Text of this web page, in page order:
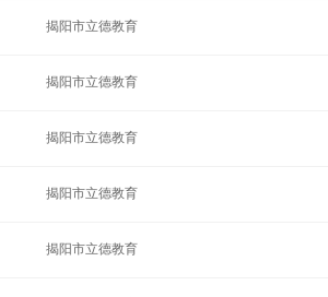
揭阳市立德教育
揭阳市立德教育
揭阳市立德教育
揭阳市立德教育
揭阳市立德教育